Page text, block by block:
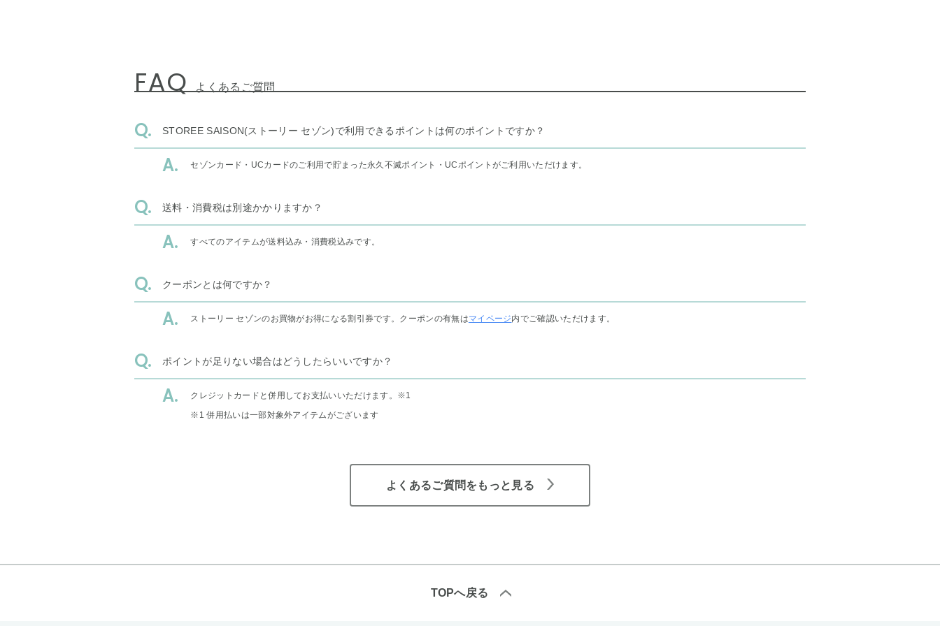
FAQ よくあるご質問
STOREE SAISON(ストーリー セゾン)で利用できるポイントは何のポイントですか？
セゾンカード・UCカードのご利用で貯まった永久不滅ポイント・UCポイントがご利用いただけます。
送料・消費税は別途かかりますか？
すべてのアイテムが送料込み・消費税込みです。
クーポンとは何ですか？
ストーリー セゾンのお買物がお得になる割引券です。クーポンの有無はマイページ内でご確認いただけます。
ポイントが足りない場合はどうしたらいいですか？
クレジットカードと併用してお支払いいただけます。 ※1
※1 併用払いは一部対象外アイテムがございます
よくあるご質問をもっと見る
TOPへ戻る